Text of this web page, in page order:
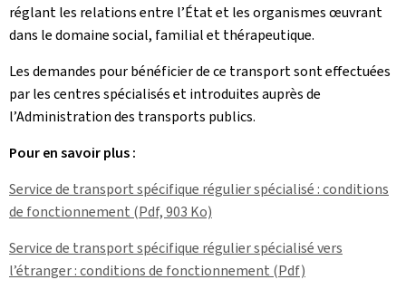
réglant les relations entre l’État et les organismes œuvrant
dans le domaine social, familial et thérapeutique.
Les demandes pour bénéficier de ce transport sont effectuées
par les centres spécialisés et introduites auprès de
l’Administration des transports publics.
Pour en savoir plus :
Service de transport spécifique régulier spécialisé : conditions
de fonctionnement (Pdf, 903 Ko)
Service de transport spécifique régulier spécialisé vers
l’étranger : conditions de fonctionnement (Pdf)